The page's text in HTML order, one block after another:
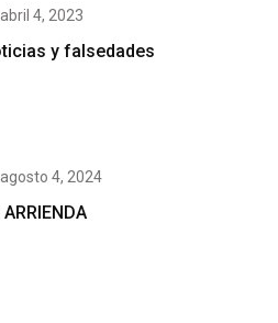
abril 4, 2023
y falsedades
agosto 4, 2024
ARRIENDA